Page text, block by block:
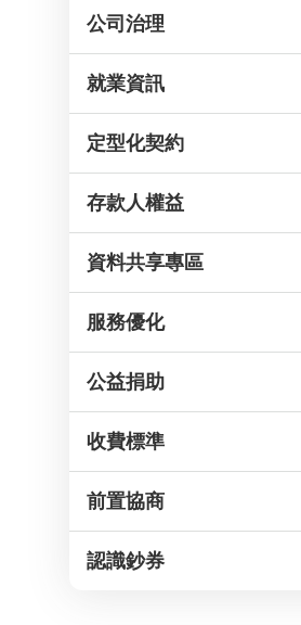
公司治理
就業資訊
定型化契約
存款人權益
資料共享專區
服務優化
公益捐助
收費標準
前置協商
認識鈔券